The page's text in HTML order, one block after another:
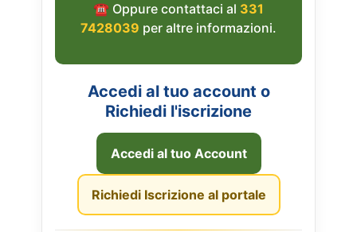
☎︎ Oppure contattaci al 331
7428039 per altre informazioni.
Accedi al tuo account o
Richiedi l'iscrizione
Accedi al tuo Account
Richiedi Iscrizione al portale